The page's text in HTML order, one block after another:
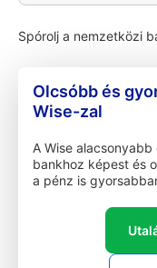
Spórolj a nemzetközi
Olcsóbb és
Wise-zal
A Wise
bankhoz képest és
a pénz is